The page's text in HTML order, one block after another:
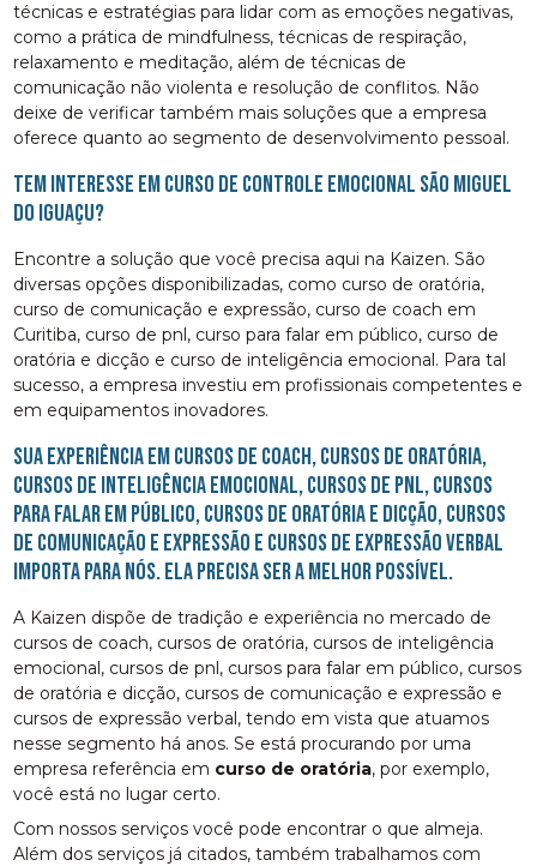
técnicas e estratégias para lidar com as emoções negativas,
como a prática de mindfulness, técnicas de respiração,
relaxamento e meditação, além de técnicas de
comunicação não violenta e resolução de conflitos. Não
deixe de verificar também mais soluções que a empresa
oferece quanto ao segmento de desenvolvimento pessoal.
Tem interesse em curso de controle emocional São Miguel
do Iguaçu?
Encontre a solução que você precisa aqui na Kaizen. São
diversas opções disponibilizadas, como curso de oratória,
curso de comunicação e expressão, curso de coach em
Curitiba, curso de pnl, curso para falar em público, curso de
oratória e dicção e curso de inteligência emocional. Para tal
sucesso, a empresa investiu em profissionais competentes e
em equipamentos inovadores.
Sua experiência em cursos de coach, cursos de oratória,
cursos de inteligência emocional, cursos de pnl, cursos
para falar em público, cursos de oratória e dicção, cursos
de comunicação e expressão e cursos de expressão verbal
importa para nós. Ela precisa ser a melhor possível.
A Kaizen dispõe de tradição e experiência no mercado de
cursos de coach, cursos de oratória, cursos de inteligência
emocional, cursos de pnl, cursos para falar em público, cursos
de oratória e dicção, cursos de comunicação e expressão e
cursos de expressão verbal, tendo em vista que atuamos
nesse segmento há anos. Se está procurando por uma
empresa referência em curso de oratória, por exemplo,
você está no lugar certo.
Com nossos serviços você pode encontrar o que almeja.
Além dos serviços já citados, também trabalhamos com